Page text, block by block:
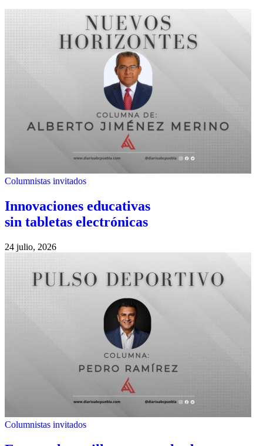
Columnistas invitados
Innovaciones educativas
sin tabletas electrónicas
24 julio, 2026
Columnistas invitados